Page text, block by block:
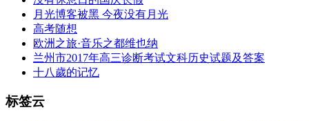
月光博客被黑 今夜没有月光
高考随想
欧洲之旅·音乐之都维也纳
兰州市2017年高三诊断考试文科历史试题及答案
十八歲的记忆
标签云